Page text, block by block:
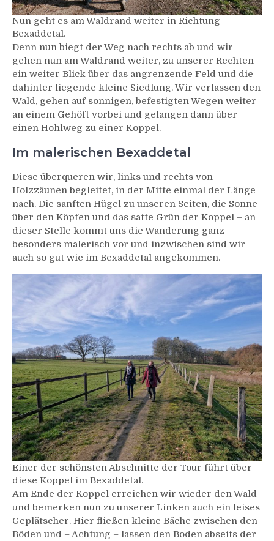
Nun geht es am Waldrand weiter in Richtung
Bexaddetal.
Denn nun biegt der Weg nach rechts ab und wir
gehen nun am Waldrand weiter, zu unserer Rechten
ein weiter Blick über das angrenzende Feld und die
dahinter liegende kleine Siedlung. Wir verlassen den
Wald, gehen auf sonnigen, befestigten Wegen weiter
an einem Gehöft vorbei und gelangen dann über
einen Hohlweg zu einer Koppel.
Im malerischen Bexaddetal
Diese überqueren wir, links und rechts von
Holzzäunen begleitet, in der Mitte einmal der Länge
nach. Die sanften Hügel zu unseren Seiten, die Sonne
über den Köpfen und das satte Grün der Koppel – an
dieser Stelle kommt uns die Wanderung ganz
besonders malerisch vor und inzwischen sind wir
auch so gut wie im Bexaddetal angekommen.
Einer der schönsten Abschnitte der Tour führt über
diese Koppel im Bexaddetal.
Am Ende der Koppel erreichen wir wieder den Wald
und bemerken nun zu unserer Linken auch ein leises
Geplätscher. Hier fließen kleine Bäche zwischen den
Böden und – Achtung – lassen den Boden abseits der